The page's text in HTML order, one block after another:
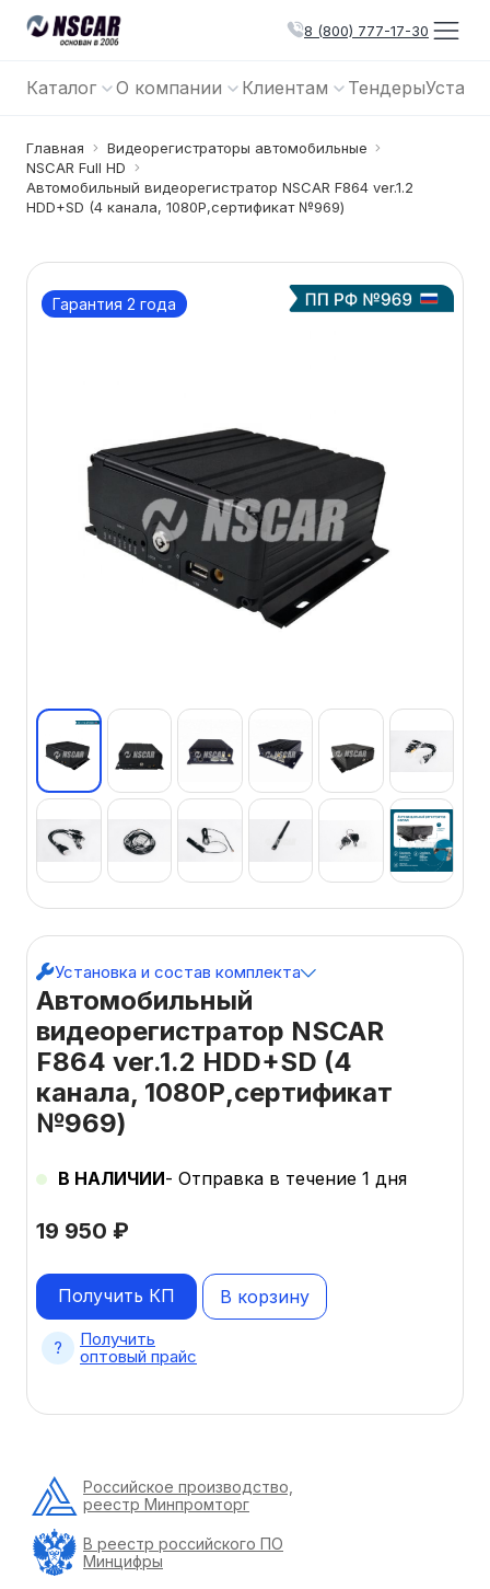
8 (800) 777-17-30
Каталог О компании Клиентам Тендеры
Главная
Видеорегистраторы автомобильные
NSCAR Full HD
Автомобильный видеорегистратор NSCAR F864 ver.1.2
HDD+SD (4 канала, 1080Р,сертификат №969)
Гарантия 2 года
Автомобильный
видеорегистратор NSCAR
F864 ver.1.2 HDD+SD (4
канала, 1080Р,сертификат
№969)
19 950 ₽
В НАЛИЧИИ- Отправка в течение 1 дня
Установка и состав комплекта
В корзину
Получить КП
Получить
оптовый прайс
Российское производство,
реестр Минпромторг
В реестр российского ПО
Минцифры